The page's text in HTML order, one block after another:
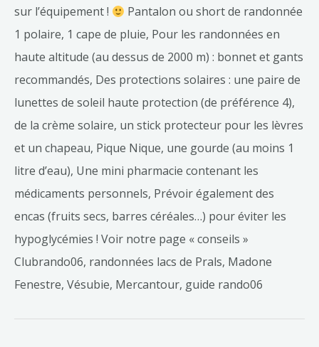
sur l’équipement !
Pantalon ou short de randonnée
1 polaire, 1 cape de pluie, Pour les randonnées en
haute altitude (au dessus de 2000 m) : bonnet et gants
recommandés, Des protections solaires : une paire de
lunettes de soleil haute protection (de préférence 4),
de la crème solaire, un stick protecteur pour les lèvres
et un chapeau, Pique Nique, une gourde (au moins 1
litre d’eau), Une mini pharmacie contenant les
médicaments personnels, Prévoir également des
encas (fruits secs, barres céréales…) pour éviter les
hypoglycémies ! Voir notre page « conseils »
Clubrando06, randonnées lacs de Prals, Madone
Fenestre, Vésubie, Mercantour, guide rando06